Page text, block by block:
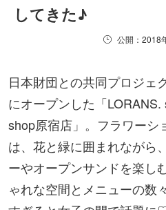
してきた♪
公開：2018
日本財団との共同プロジェ
にオープンした「
shop原宿店」。フラワーシ
は、花と緑に囲まれながら
ーやオープンサンドを楽し
ゃれな空間とメニューの数